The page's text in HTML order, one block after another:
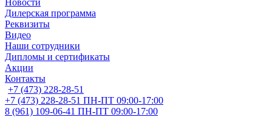
Новости
Дилерская программа
Реквизиты
Видео
Наши сотрудники
Дипломы и сертификаты
Акции
Контакты
+7 (473) 228-28-51
+7 (473) 228-28-51 ПН-ПТ 09:00-17:00
8 (961) 109-06-41 ПН-ПТ 09:00-17:00